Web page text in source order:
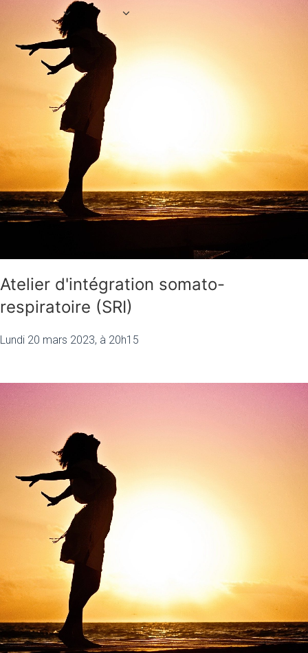
Atelier d'intégration somato-
respiratoire (SRI)
Lundi 20 mars 2023, à 20h15